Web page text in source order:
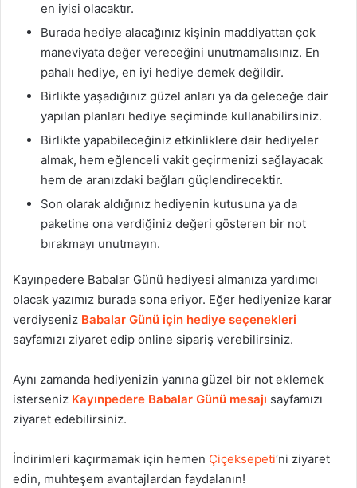
en iyisi olacaktır.
Burada hediye alacağınız kişinin maddiyattan çok
maneviyata değer vereceğini unutmamalısınız. En
pahalı hediye, en iyi hediye demek değildir.
Birlikte yaşadığınız güzel anları ya da geleceğe dair
yapılan planları hediye seçiminde kullanabilirsiniz.
Birlikte yapabileceğiniz etkinliklere dair hediyeler
almak, hem eğlenceli vakit geçirmenizi sağlayacak
hem de aranızdaki bağları güçlendirecektir.
Son olarak aldığınız hediyenin kutusuna ya da
paketine ona verdiğiniz değeri gösteren bir not
bırakmayı unutmayın.
Kayınpedere Babalar Günü hediyesi almanıza yardımcı
olacak yazımız burada sona eriyor. Eğer hediyenize karar
verdiyseniz Babalar Günü için hediye seçenekleri
sayfamızı ziyaret edip online sipariş verebilirsiniz.
Aynı zamanda hediyenizin yanına güzel bir not eklemek
isterseniz Kayınpedere Babalar Günü mesajı sayfamızı
ziyaret edebilirsiniz.
İndirimleri kaçırmamak için hemen Çiçeksepeti‘ni ziyaret
edin, muhteşem avantajlardan faydalanın!